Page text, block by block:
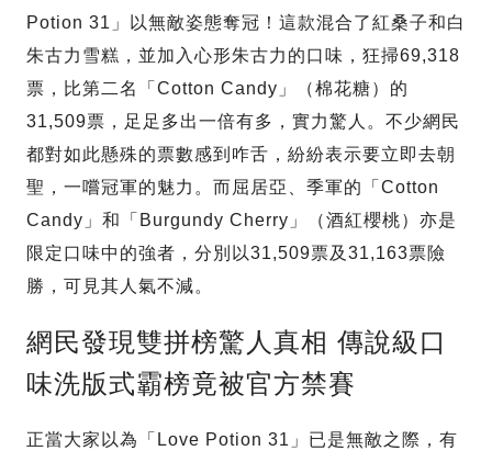
Potion 31」以無敵姿態奪冠！這款混合了紅桑子和白
朱古力雪糕，並加入心形朱古力的口味，狂掃69,318
票，比第二名「Cotton Candy」（棉花糖）的
31,509票，足足多出一倍有多，實力驚人。不少網民
都對如此懸殊的票數感到咋舌，紛紛表示要立即去朝
聖，一嚐冠軍的魅力。而屈居亞、季軍的「Cotton
Candy」和「Burgundy Cherry」（酒紅櫻桃）亦是
限定口味中的強者，分別以31,509票及31,163票險
勝，可見其人氣不減。
網民發現雙拼榜驚人真相 傳說級口
味洗版式霸榜竟被官方禁賽
正當大家以為「Love Potion 31」已是無敵之際，有